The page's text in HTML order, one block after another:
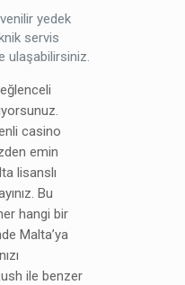
yedek
servis
ulaşabilirsiniz.
casino
emin
lisanslı
Bu
hangi bir
Malta’ya
ile benzer